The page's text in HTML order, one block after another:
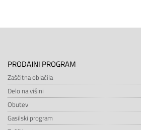
PRODAJNI PROGRAM
Zaščitna oblačila
Delo na višini
Obutev
Gasilski program